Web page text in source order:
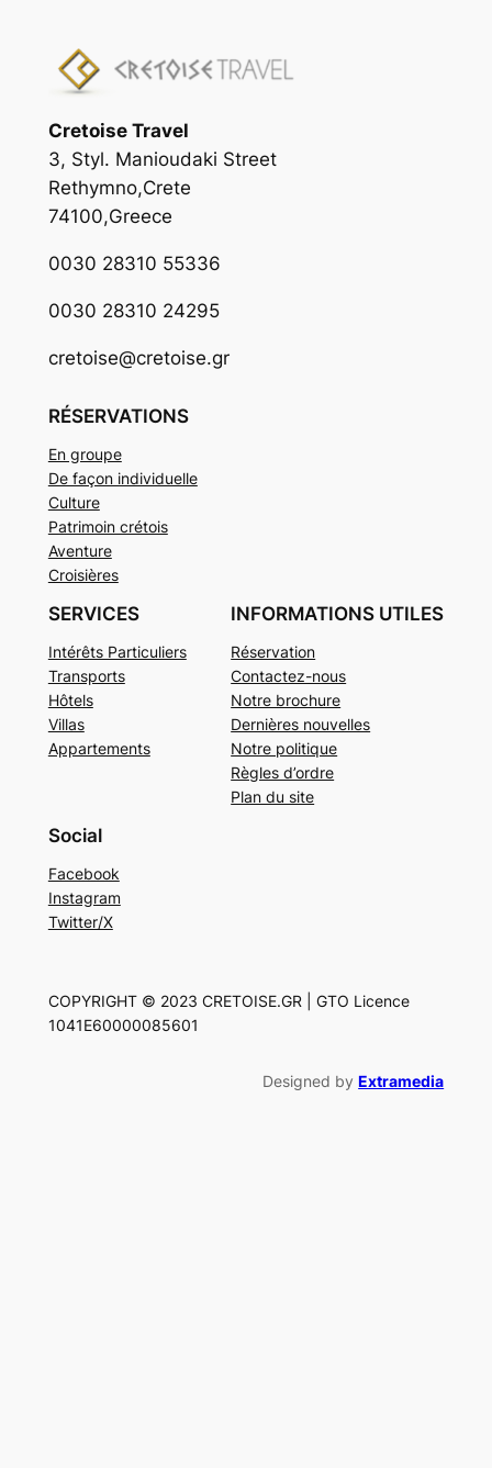
Cretoise Travel
3, Styl. Manioudaki Street
Rethymno,Crete
74100,Greece
0030 28310 55336
0030 28310 24295
cretoise@cretoise.gr
RÉSERVATIONS
En groupe
De façon individuelle
Culture
Patrimoin crétois
Aventure
Croisières
SERVICES
Intérêts Particuliers
Transports
Hôtels
Villas
Appartements
INFORMATIONS UTILES
Réservation
Contactez-nous
Notre brochure
Dernières nouvelles
Notre politique
Règles d’ordre
Plan du site
Social
Facebook
Instagram
Twitter/X
COPYRIGHT © 2023 CRETOISE.GR | GTO Licence
1041E60000085601
Designed byExtramedia